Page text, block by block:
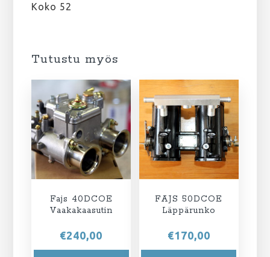
Koko 52
Tutustu myös
Fajs 40DCOE
Vaakakaasutin
€240,00
FAJS 50DCOE
Läppärunko
€170,00